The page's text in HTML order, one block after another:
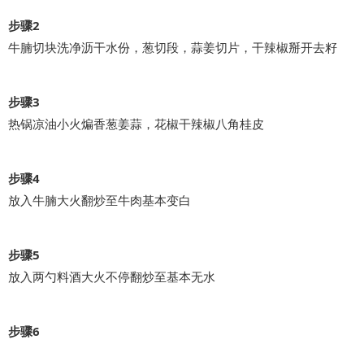
步骤2
牛腩切块洗净沥干水份，葱切段，蒜姜切片，干辣椒掰开去籽
步骤3
热锅凉油小火煸香葱姜蒜，花椒干辣椒八角桂皮
步骤4
放入牛腩大火翻炒至牛肉基本变白
步骤5
放入两勺料酒大火不停翻炒至基本无水
步骤6